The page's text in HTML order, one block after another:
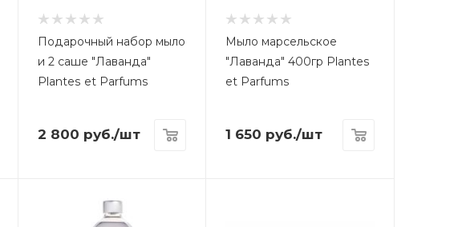
Подарочный набор мыло
и 2 саше "Лаванда"
Plantes et Parfums
2 800 руб./шт
Мыло марсельское
"Лаванда" 400гр Plantes
et Parfums
1 650 руб./шт